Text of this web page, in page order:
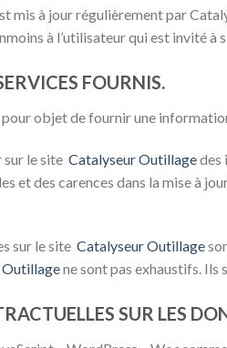
mis à jour régulièrement par
à l’utilisateur qui est invité
FOURNIS.
pour objet de fournir une
sur le site Catalyseur Outillagedes
et des carences dans la mise à
sur le site Catalyseur Outillage
ne sont pas exhaustifs. Ils
SUR LES